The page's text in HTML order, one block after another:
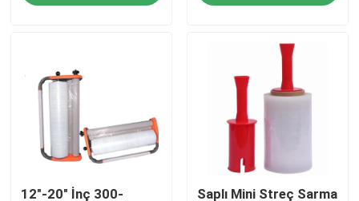
BOPP Yapışkan Bant
Kraft Kağıt Yapışkan Bant
PET Yapışkan Bant
12"-20" İnç 300- Saplı Mini Streç Sarma